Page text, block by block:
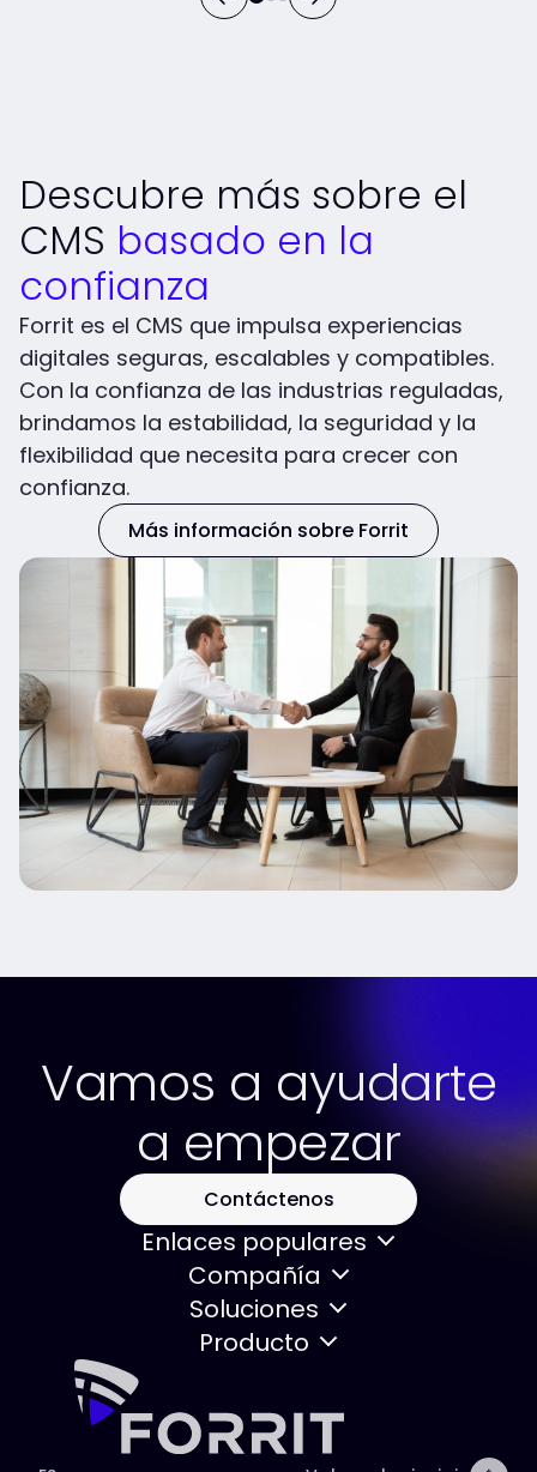
Descubre más sobre el
CMS basado en la
confianza
Forrit es el CMS que impulsa experiencias
digitales seguras, escalables y compatibles.
Con la confianza de las industrias reguladas,
brindamos la estabilidad, la seguridad y la
flexibilidad que necesita para crecer con
confianza.
Más información sobre Forrit
Vamos a ayudarte
a empezar
Contáctenos
Enlaces populares
Compañía
Soluciones
Producto